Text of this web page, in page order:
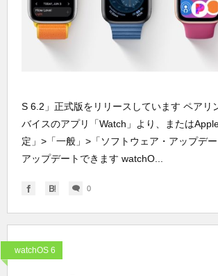
S 6.2」正式版をリリースしています ペアリ
バイスのアプリ「Watch」より、または
定」>「一般」>「ソフトウェア・アップデ
アップデートできます watchO...
0
watchOS 6